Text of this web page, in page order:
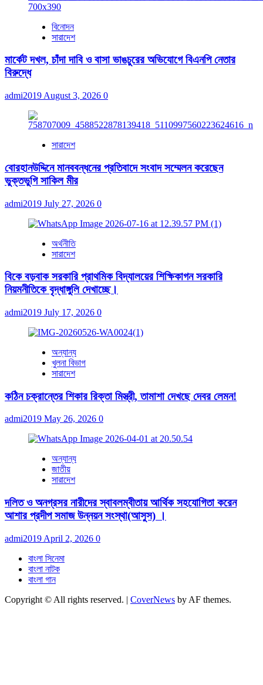
বিনোদন
সারাদেশ
মার্কেট দখল, চাঁদা দাবি ও বাসা ভাঙচুরের অভিযোগে বিএনপি নেতার
বিরুদ্ধে
admi2019 August 3, 2026 0
সারাদেশ
বোরহানউদ্দিনে মানববন্ধনের প্রতিবাদে সংবাদ সম্মেলন করেছেন
ভুক্তভুগি সাকিল মীর
admi2019 July 27, 2026 0
অর্থনীতি
সারাদেশ
বিকে বড়বাক সরকারি প্রাথমিক বিদ্যালয়ের শিক্ষিকাগন সরকারি
নিয়মনীতিকে বৃদ্ধাঙ্গুলি দেখাচ্ছে।
admi2019 July 17, 2026 0
অন্যান্য
খুলনা বিভাগ
সারাদেশ
কঠিন চক্রান্তের শিকার রিক্তা মিস্ত্রী, তামাশা দেখছে দেবর লেমন!
admi2019 May 26, 2026 0
অন্যান্য
জাতীয়
সারাদেশ
দলিত ও অনগ্রসর নারীদের স্বাবলম্বীতায় আর্থিক সহযোগিতা করেন
আশার প্রদীপ সমাজ উন্নয়ন সংস্থা(আসুস) ।
admi2019 April 2, 2026 0
বাংলা সিনেমা
বাংলা নাটক
বাংলা গান
Copyright © All rights reserved. | CoverNews by AF themes.